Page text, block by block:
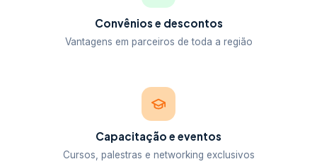
Convênios e descontos
Vantagens em parceiros de toda a região
Capacitação e eventos
Cursos, palestras e networking exclusivos